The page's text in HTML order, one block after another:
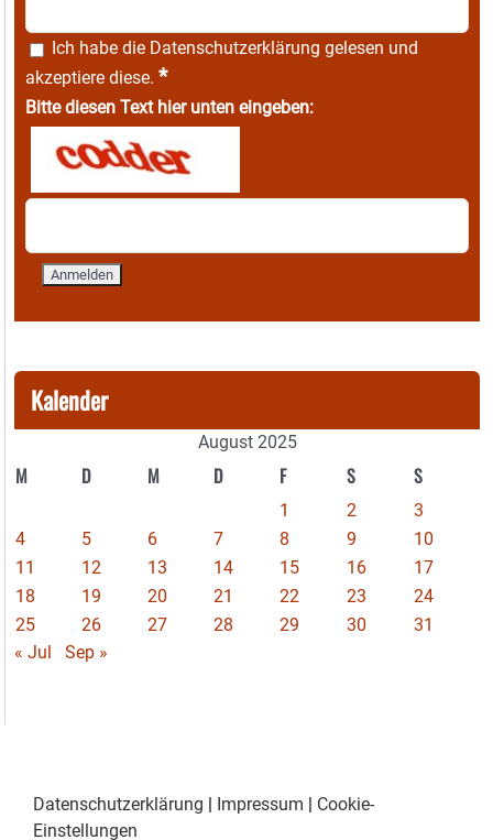
Ich habe die Datenschutzerklärung gelesen und
akzeptiere diese. *
Bitte diesen Text hier unten eingeben:
Kalender
August 2025
M D M D F S S
1 2
3
4
5 6 7 8 9
10
11
12 13 14 15 16
17
18
19 20 21 22 23
24
25
26 27 28 29 30
31
« Jul
Sep »
Datenschutzerklärung Impressum
Cookie-
Einstellungen